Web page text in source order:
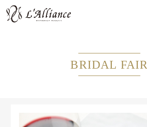
BRIDAL FAIR